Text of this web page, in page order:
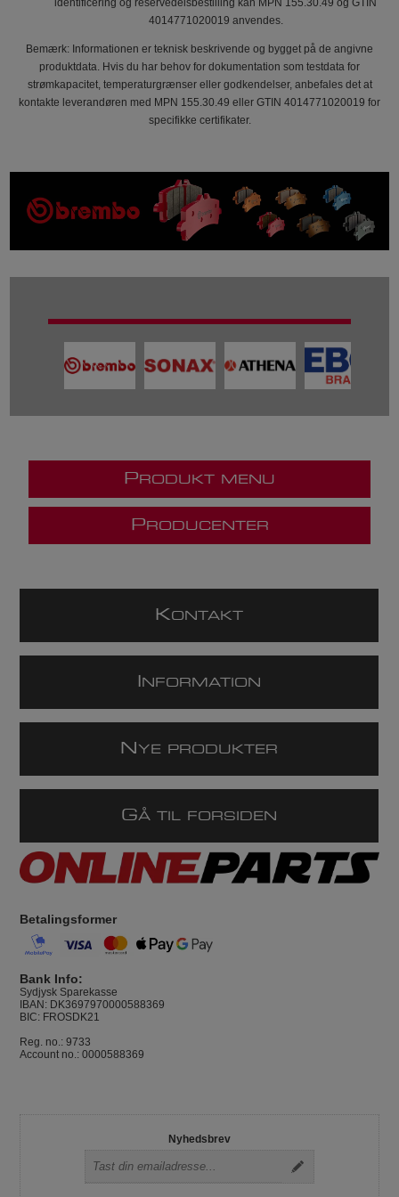
4014771020019 anvendes.
Bemærk: Informationen er teknisk beskrivende og bygget på de angivne
produktdata. Hvis du har behov for dokumentation som testdata for
strømkapacitet, temperaturgrænser eller godkendelser, anbefales det at
kontakte leverandøren med MPN 155.30.49 eller GTIN 4014771020019 for
specifikke certifikater.
P RODUKT MENU
P RODUCENTER
KONTAKT
NFORMATION
N YE PRODUKTER
GÅ TIL FORSIDEN
Betalingsformer
Bank Info:
Sydjysk Sparekasse
IBAN: DK3697970000588369
BIC: FROSDK21
Reg. no.: 9733
Account no.: 0000588369
Nyhedsbrev